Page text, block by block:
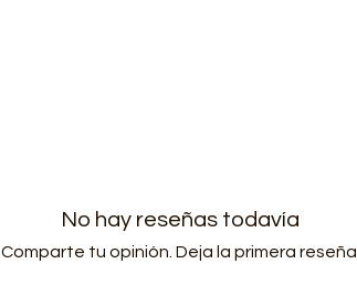
No hay reseñas todavía
Comparte tu opinión. Deja la primera reseña.